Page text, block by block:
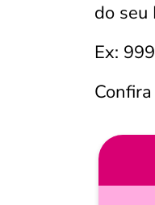
do seu
Ex: